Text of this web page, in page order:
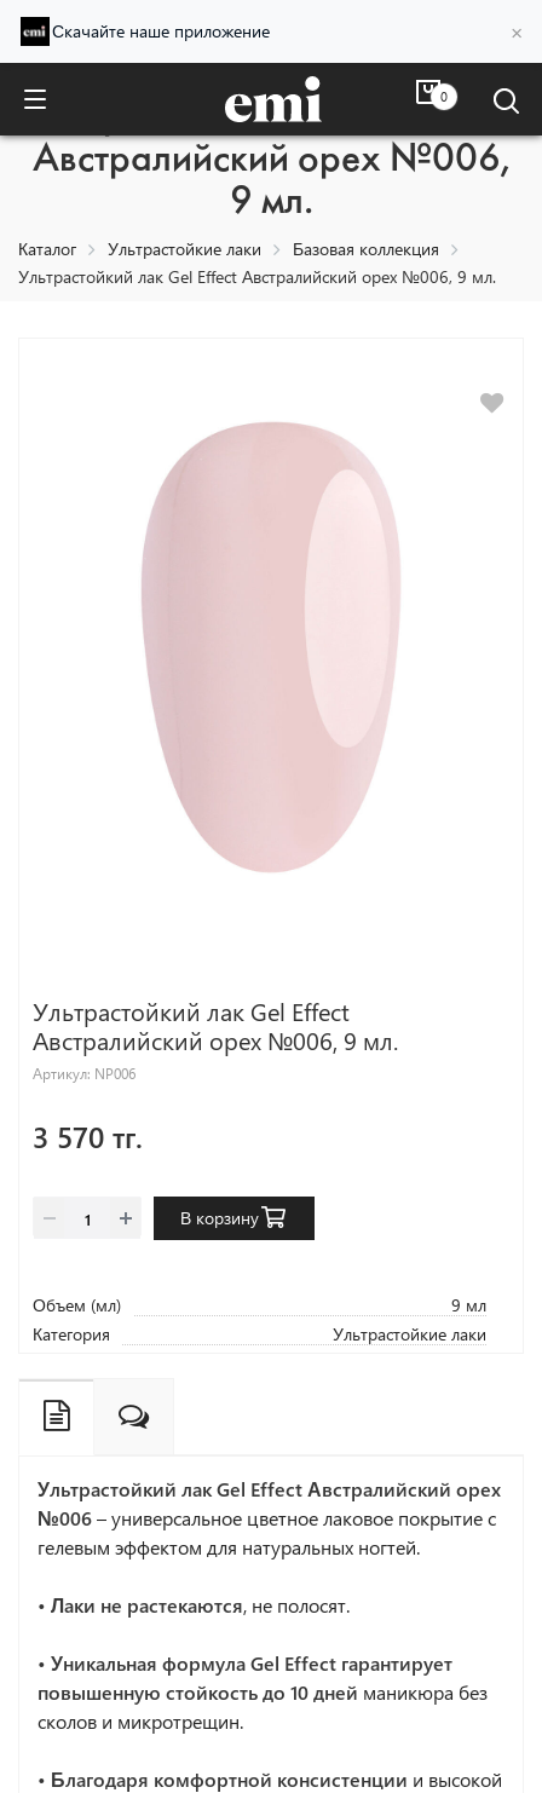
Скачайте наше приложение ×
0
Ультрастойкий лак Gel Effect
Австралийский орех №006,
9 мл.
Каталог Ультрастойкие лаки
Базовая коллекция
Ультрастойкий лак Gel Effect Австралийский орех №006, 9 мл.
Ультрастойкий лак Gel Effect
Австралийский орех №006, 9 мл.
Артикул: NP006
3 570 тг.
В корзину
Объем (мл)
9 мл
Категория
Ультрастойкие лаки
Ультрастойкий лак Gel Effect Австралийский орех
№006– универсальное цветное лаковое покрытие с
гелевым эффектом для натуральных ногтей.
• Лаки не растекаются, не полосят.
• Уникальная формула Gel Effect гарантирует
повышенную стойкость до 10 дней маникюра без
сколов и микротрещин.
• Благодаря комфортной консистенции и высокой